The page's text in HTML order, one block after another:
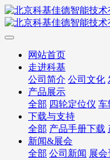
网站首页
走进科基
公司简介 公司文化
产品展示
全部 四轮定位仪 车
下载与支持
全部 产品手册下载
新闻&展会
全部 公司新闻 展